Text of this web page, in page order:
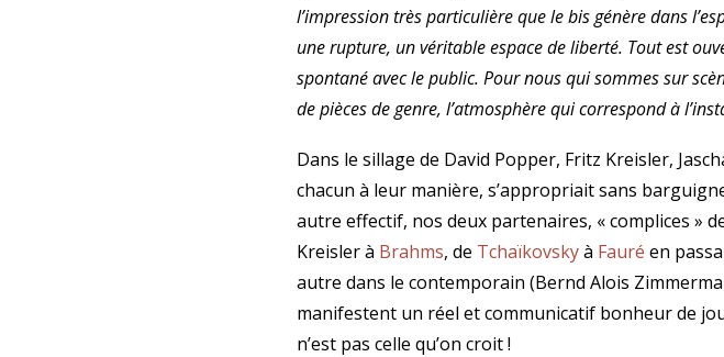
l’impression très particulière que le bis génère dans
une rupture, un véritable espace de liberté. Tout est
spontané avec le public. Pour nous qui sommes sur
de pièces de genre, l’atmosphère qui correspond à
Dans le sillage de David Popper, Fritz Kreisler,
chacun à leur manière, s’appropriait sans
autre effectif, nos deux partenaires, « complices »
Kreisler à Brahms, de Tchaïkovskyà Fauré en
autre dans le contemporain (Bernd Alois
manifestent un réel et communicatif bonheur de
n’est pas celle qu’on croit !